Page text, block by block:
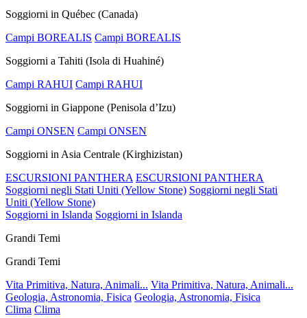
Soggiorni in Québec (Canada)
Campi BOREALIS Campi BOREALIS
Soggiorni a Tahiti (Isola di Huahiné)
Campi RAHUI Campi RAHUI
Soggiorni in Giappone (Penisola d’Izu)
Campi ONSEN Campi ONSEN
Soggiorni in Asia Centrale (Kirghizistan)
ESCURSIONI PANTHERA ESCURSIONI PANTHERA
Soggiorni negli Stati Uniti (Yellow Stone) Soggiorni negli Stati
Uniti (Yellow Stone)
Soggiorni in Islanda Soggiorni in Islanda
Grandi Temi
Grandi Temi
Vita Primitiva, Natura, Animali... Vita Primitiva, Natura, Animali...
Geologia, Astronomia, Fisica Geologia, Astronomia, Fisica
Clima Clima